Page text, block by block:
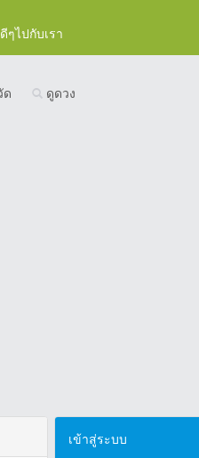
ไปกับเรา
ด ดูดวง
เข้าสู่ระบบ